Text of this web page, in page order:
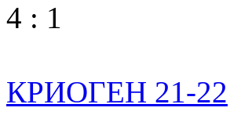
4 : 1
КРИОГЕН 21-22